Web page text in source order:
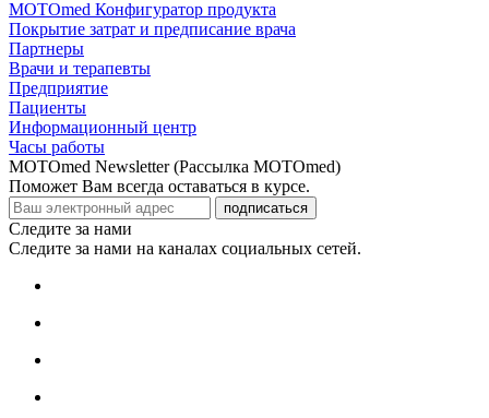
MOTOmed Конфигуратор продукта
Покрытие затрат и предписание врача
Партнеры
Врачи и терапевты
Предприятие
Пациенты
Информационный центр
Часы работы
MOTOmed Newsletter (Рассылка MOTOmed)
Поможет Вам всегда оставаться в курсе.
подписаться
Следите за нами
Следите за нами на каналах социальных сетей.